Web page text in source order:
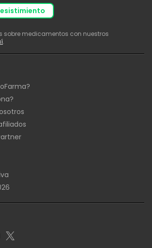
sobre medicamentos con nuestros
.